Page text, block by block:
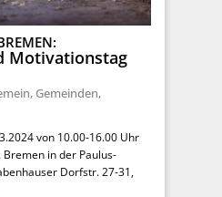
Motivationstag
, Gemeinden,
von 10.00-16.00 Uhr
in der Paulus-
Dorfstr. 27-31,